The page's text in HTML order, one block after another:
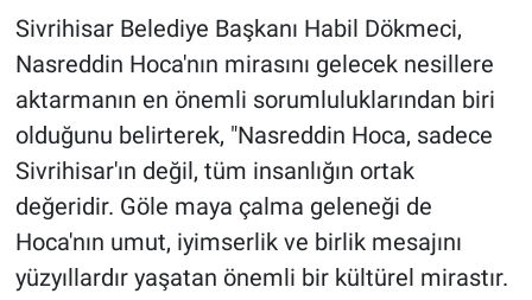
Sivrihisar Belediye Başkanı Habil Dökmeci,
Nasreddin Hoca'nın mirasını gelecek nesillere
aktarmanın en önemli sorumluluklarından biri
olduğunu belirterek, "Nasreddin Hoca, sadece
Sivrihisar'ın değil, tüm insanlığın ortak
değeridir. Göle maya çalma geleneği de
Hoca'nın umut, iyimserlik ve birlik mesajını
yüzyıllardır yaşatan önemli bir kültürel mirastır.